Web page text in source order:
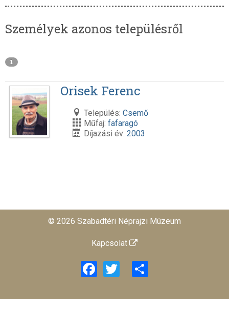
Személyek azonos településről
1
Orisek Ferenc
Település: Csemő
Műfaj: fafaragó
Díjazási év: 2003
© 2026 Szabadtéri Néprajzi Múzeum
Kapcsolat
Facebook
Twitter